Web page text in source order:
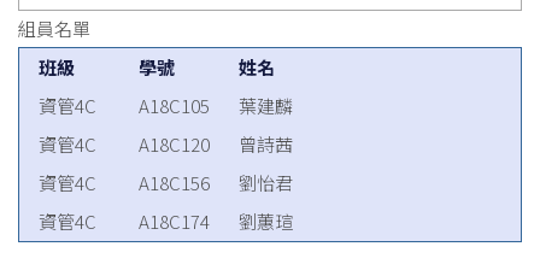
組員名單
班級
學號
姓名
資管4C
A18C105
葉建麟
資管4C
A18C120
曾詩茜
資管4C
A18C156
劉怡君
資管4C
A18C174 劉蕙瑄